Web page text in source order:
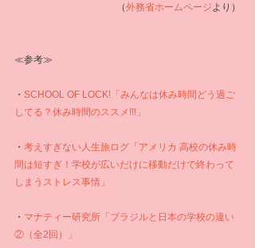
（外務省ホームページ より）
≪参考≫
・ SCHOOL OF LOCK!「みんなは休み時間どう過ご
してる？休み時間のススメ!!!」
・ 考えすぎない人生旅ログ「アメリカ 高校の休み時
間は短すぎ！学校が広いだけに移動だけで終わって
しまうストレス事情」
・ マナティー研究所「ブラジルと日本の学校の違い
②（全2回）」